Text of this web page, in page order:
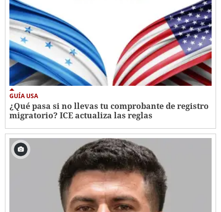
GUÍA USA
¿Qué pasa si no llevas tu comprobante de registro
migratorio? ICE actualiza las reglas